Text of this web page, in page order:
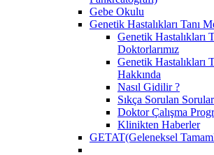
Gebe Okulu
Genetik Hastalıkları Tanı
Genetik Hastalıkları
Doktorlarımız
Genetik Hastalıkları
Hakkında
Nasıl Gidilir ?
Sıkça Sorulan Sorular
Doktor Çalışma
Klinikten Haberler
GETAT(Geleneksel